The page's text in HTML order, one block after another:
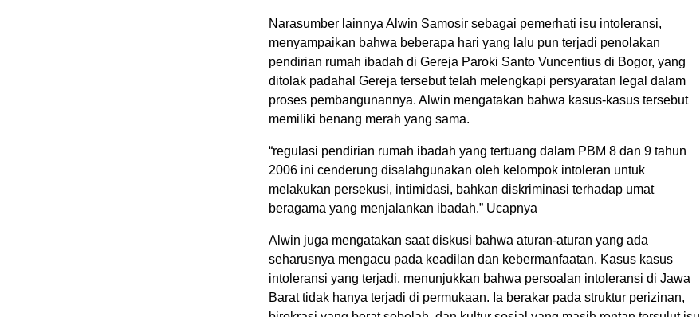
Narasumber lainnya Alwin Samosir sebagai pemerhati isu intoleransi,
menyampaikan bahwa beberapa hari yang lalu pun terjadi penolakan
pendirian rumah ibadah di Gereja Paroki Santo Vuncentius di Bogor, yang
ditolak padahal Gereja tersebut telah melengkapi persyaratan legal dalam
proses pembangunannya. Alwin mengatakan bahwa kasus-kasus tersebut
memiliki benang merah yang sama.
“regulasi pendirian rumah ibadah yang tertuang dalam PBM 8 dan 9 tahun
2006 ini cenderung disalahgunakan oleh kelompok intoleran untuk
melakukan persekusi, intimidasi, bahkan diskriminasi terhadap umat
beragama yang menjalankan ibadah.” Ucapnya
Alwin juga mengatakan saat diskusi bahwa aturan-aturan yang ada
seharusnya mengacu pada keadilan dan kebermanfaatan. Kasus kasus
intoleransi yang terjadi, menunjukkan bahwa persoalan intoleransi di Jawa
Barat tidak hanya terjadi di permukaan. Ia berakar pada struktur perizinan,